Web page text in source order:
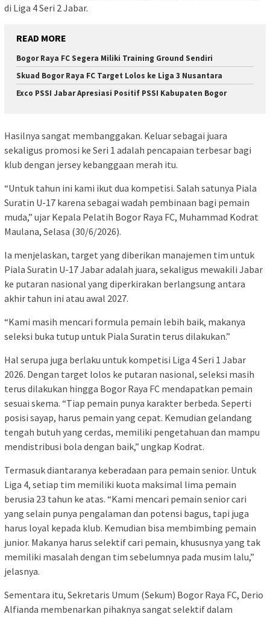
di Liga 4 Seri 2 Jabar.
READ MORE
Bogor Raya FC Segera Miliki Training Ground Sendiri
Skuad Bogor Raya FC Target Lolos ke Liga 3 Nusantara
Exco PSSI Jabar Apresiasi Positif PSSI Kabupaten Bogor
Hasilnya sangat membanggakan. Keluar sebagai juara
sekaligus promosi ke Seri 1 adalah pencapaian terbesar bagi
klub dengan jersey kebanggaan merah itu.
“Untuk tahun ini kami ikut dua kompetisi. Salah satunya Piala
Suratin U-17 karena sebagai wadah pembinaan bagi pemain
muda,” ujar Kepala Pelatih Bogor Raya FC, Muhammad Kodrat
Maulana, Selasa (30/6/2026).
Ia menjelaskan, target yang diberikan manajemen tim untuk
Piala Suratin U-17 Jabar adalah juara, sekaligus mewakili Jabar
ke putaran nasional yang diperkirakan berlangsung antara
akhir tahun ini atau awal 2027.
“Kami masih mencari formula pemain lebih baik, makanya
seleksi buka tutup untuk Piala Suratin terus dilakukan.”
Hal serupa juga berlaku untuk kompetisi Liga 4 Seri 1 Jabar
2026. Dengan target lolos ke putaran nasional, seleksi masih
terus dilakukan hingga Bogor Raya FC mendapatkan pemain
sesuai skema. “Tiap pemain punya karakter berbeda. Seperti
posisi sayap, harus pemain yang cepat. Kemudian gelandang
tengah butuh yang cerdas, memiliki pengetahuan dan mampu
mendistribusi bola dengan baik,” ungkap Kodrat.
Termasuk diantaranya keberadaan para pemain senior. Untuk
Liga 4, setiap tim memiliki kuota maksimal lima pemain
berusia 23 tahun ke atas. “Kami mencari pemain senior cari
yang selain punya pengalaman dan potensi bagus, tapi juga
harus loyal kepada klub. Kemudian bisa membimbing pemain
junior. Makanya harus selektif cari pemain, khususnya yang tak
memiliki masalah dengan tim sebelumnya pada musim lalu,”
jelasnya.
Sementara itu, Sekretaris Umum (Sekum) Bogor Raya FC, Derio
Alfianda membenarkan pihaknya sangat selektif dalam